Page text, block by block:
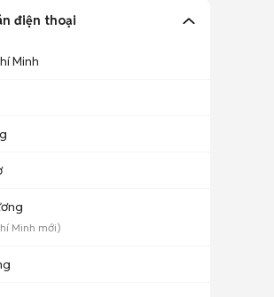
điện thoại
Minh
Minh mới)